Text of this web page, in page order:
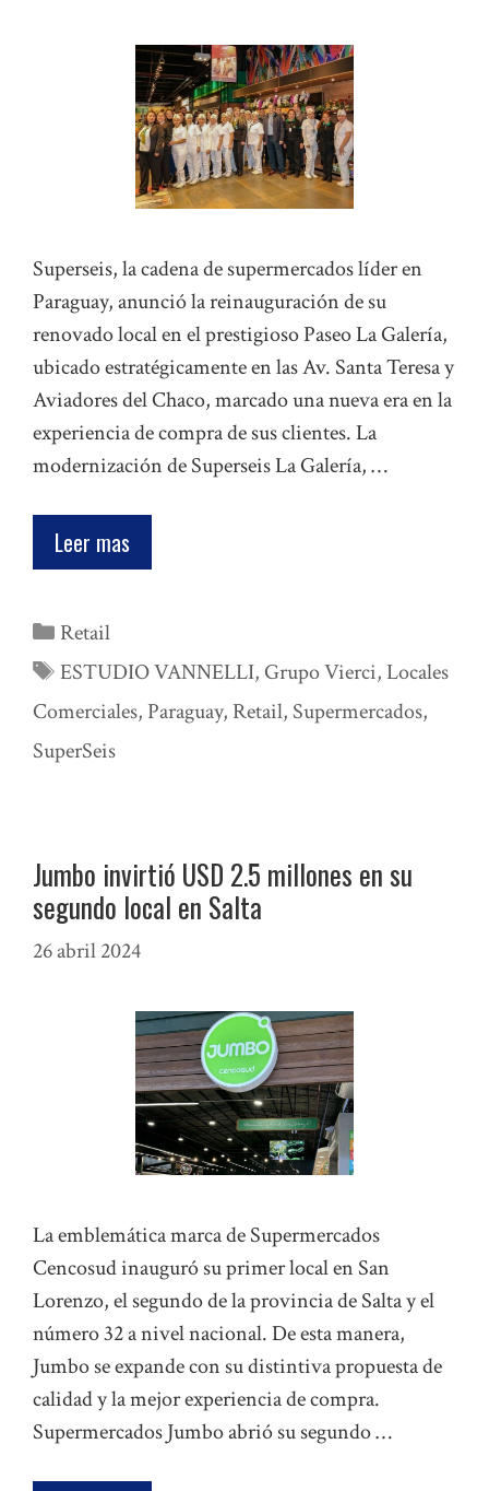
Superseis, la cadena de supermercados líder en
Paraguay, anunció la reinauguración de su
renovado local en el prestigioso Paseo La Galería,
ubicado estratégicamente en las Av. Santa Teresa y
Aviadores del Chaco, marcado una nueva era en la
experiencia de compra de sus clientes. La
modernización de Superseis La Galería, …
Leer mas
Categorías
Retail
Etiquetas
ESTUDIO VANNELLI, Grupo Vierci,Locales
Comerciales, Paraguay, Retail, Supermercados,
SuperSeis
Jumbo invirtió USD 2.5 millones en su
segundo local en Salta
26 abril 2024
La emblemática marca de Supermercados
Cencosud inauguró su primer local en San
Lorenzo, el segundo de la provincia de Salta y el
número 32 a nivel nacional. De esta manera,
Jumbo se expande con su distintiva propuesta de
calidad y la mejor experiencia de compra.
Supermercados Jumbo abrió su segundo …